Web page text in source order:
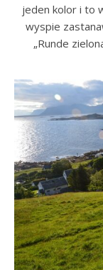
jeden kolor i to
wyspie
„Runde